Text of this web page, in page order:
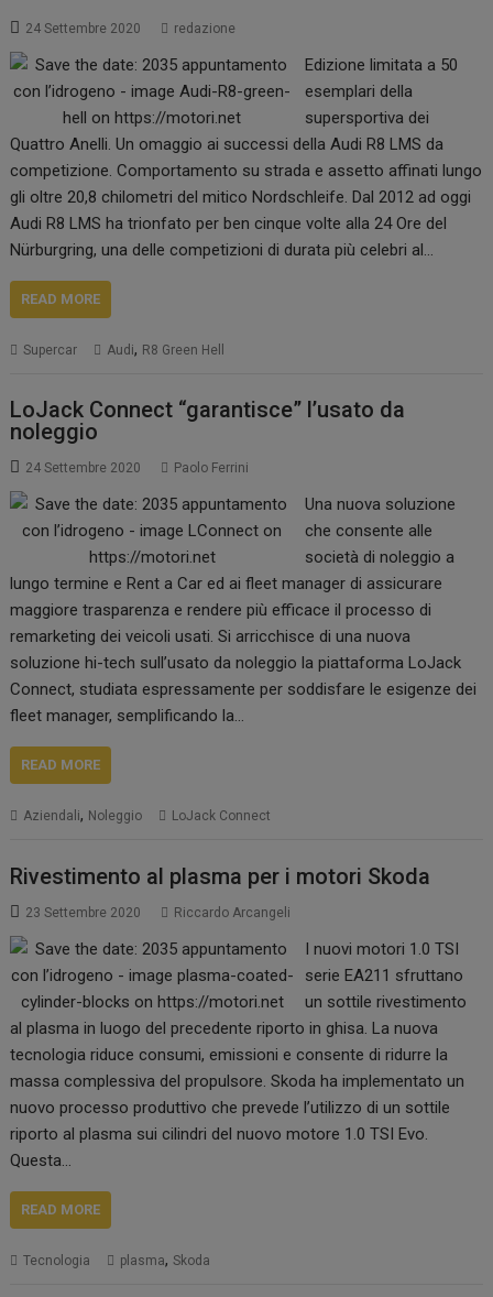
24 Settembre 2020 redazione
Edizione limitata a 50
esemplari della
supersportiva dei
Quattro Anelli. Un omaggio ai successi della Audi R8 LMS da
competizione. Comportamento su strada e assetto affinati lungo
gli oltre 20,8 chilometri del mitico Nordschleife. Dal 2012 ad oggi
Audi R8 LMS ha trionfato per ben cinque volte alla 24 Ore del
Nürburgring, una delle competizioni di durata più celebri al…
READ MORE
Supercar Audi, R8 Green Hell
LoJack Connect “garantisce” l’usato da
noleggio
24 Settembre 2020 Paolo Ferrini
Una nuova soluzione
che consente alle
società di noleggio a
lungo termine e Rent a Car ed ai fleet manager di assicurare
maggiore trasparenza e rendere più efficace il processo di
remarketing dei veicoli usati. Si arricchisce di una nuova
soluzione hi-tech sull’usato da noleggio la piattaforma LoJack
Connect, studiata espressamente per soddisfare le esigenze dei
fleet manager, semplificando la…
READ MORE
Aziendali, Noleggio LoJack Connect
Rivestimento al plasma per i motori Skoda
23 Settembre 2020 Riccardo Arcangeli
I nuovi motori 1.0 TSI
serie EA211 sfruttano
un sottile rivestimento
al plasma in luogo del precedente riporto in ghisa. La nuova
tecnologia riduce consumi, emissioni e consente di ridurre la
massa complessiva del propulsore. Skoda ha implementato un
nuovo processo produttivo che prevede l’utilizzo di un sottile
riporto al plasma sui cilindri del nuovo motore 1.0 TSI Evo.
Questa…
READ MORE
Tecnologia plasma,Skoda